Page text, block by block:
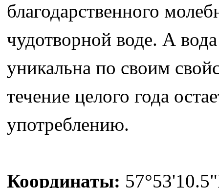
благодарственного
чудотворной воде. А
уникальна по своим
течение целого года
употреблению.
Координаты: